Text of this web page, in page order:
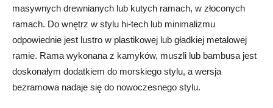
masywnych drewnianych lub kutych ramach, w złoconych
ramach. Do wnętrz w stylu hi-tech lub minimalizmu
odpowiednie jest lustro w plastikowej lub gładkiej metalowej
ramie. Rama wykonana z kamyków, muszli lub bambusa jest
doskonałym dodatkiem do morskiego stylu, a wersja
bezramowa nadaje się do nowoczesnego stylu.